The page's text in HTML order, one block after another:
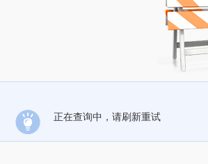
正在查询中，请刷新重试